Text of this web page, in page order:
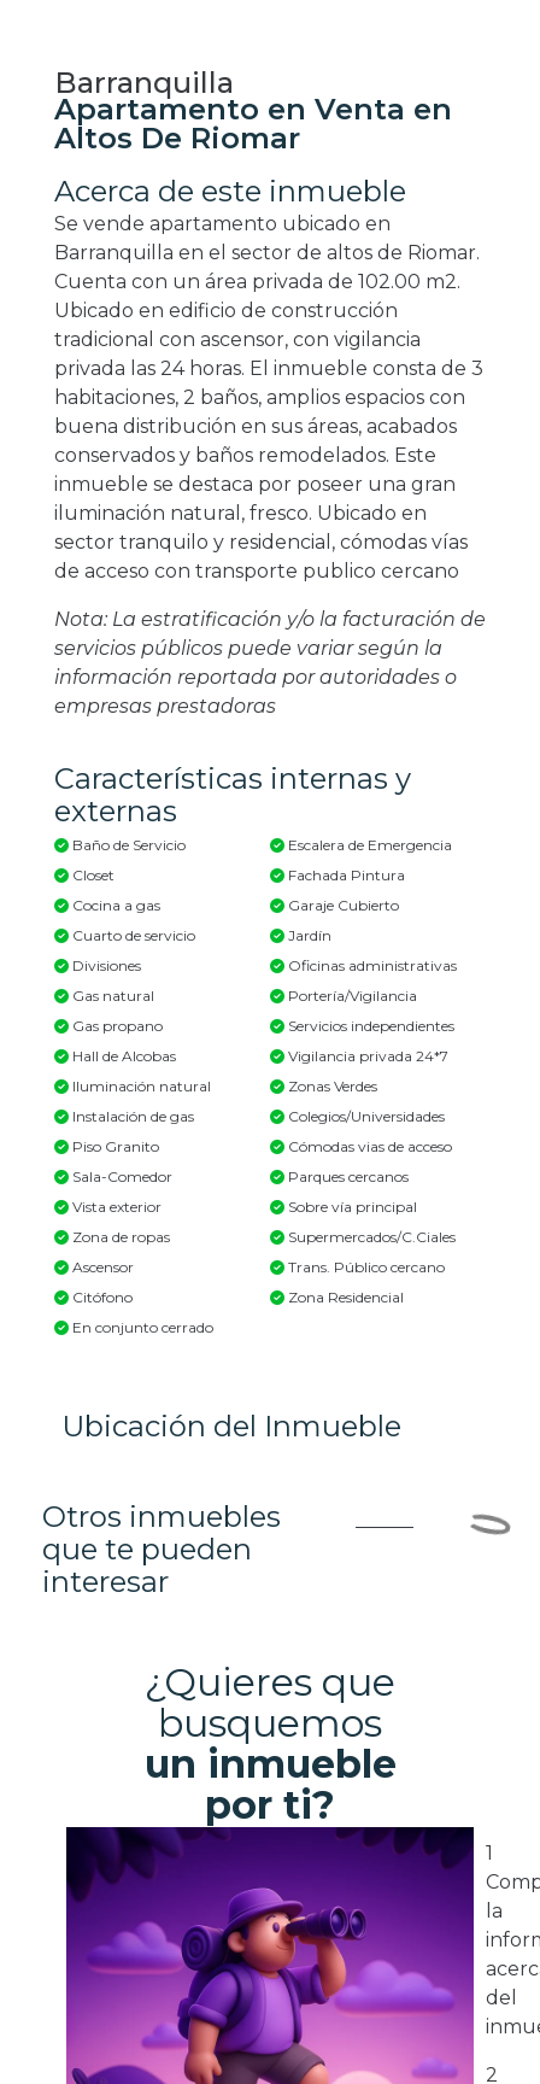
Barranquilla
Apartamento en Venta en
Altos De Riomar
Acerca de este inmueble
Se vende apartamento ubicado en
Barranquilla en el sector de altos de Riomar.
Cuenta con un área privada de 102.00 m2.
Ubicado en edificio de construcción
tradicional con ascensor, con vigilancia
privada las 24 horas. El inmueble consta de 3
habitaciones, 2 baños, amplios espacios con
buena distribución en sus áreas, acabados
conservados y baños remodelados. Este
inmueble se destaca por poseer una gran
iluminación natural, fresco. Ubicado en
sector tranquilo y residencial, cómodas vías
de acceso con transporte publico cercano
Nota: La estratificación y/o la facturación de
servicios públicos puede variar según la
información reportada por autoridades o
empresas prestadoras
Características internas y
externas
Baño de Servicio
Closet
Cocina a gas
Cuarto de servicio
Divisiones
Gas natural
Gas propano
Hall de Alcobas
Iluminación natural
Instalación de gas
Piso Granito
Sala-Comedor
Vista exterior
Zona de ropas
Ascensor
Citófono
En conjunto cerrado
Escalera de Emergencia
Fachada Pintura
Garaje Cubierto
Jardín
Oficinas administrativas
Portería/Vigilancia
Servicios independientes
Vigilancia privada 24*7
Zonas Verdes
Colegios/Universidades
Cómodas vias de acceso
Parques cercanos
Sobre vía principal
Supermercados/C.Ciales
Trans. Público cercano
Zona Residencial
Ubicación del Inmueble
Otros inmuebles
que te pueden
interesar
¿Quieres que
busquemos
un inmueble
por ti?
1
la
del
2